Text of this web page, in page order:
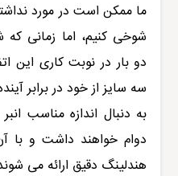
ما ممکن است در مورد
شوخی کنیم، اما زمانی
دو بار در نوبت کاری این
سه سایز از خود در برابر
به دنبال اندازه مناسب
دوام خواهند داشت و با
هندلینگ دقیق ارائه می